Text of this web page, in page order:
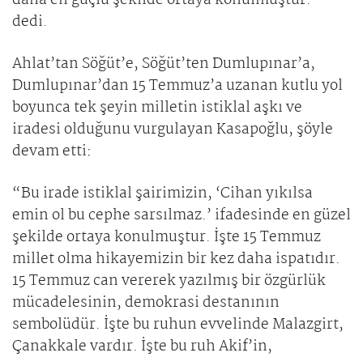
dedi.
Ahlat’tan Söğüt’e, Söğüt’ten Dumlupınar’a,
Dumlupınar’dan 15 Temmuz’a uzanan kutlu yol
boyunca tek şeyin milletin istiklal aşkı ve
iradesi olduğunu vurgulayan Kasapoğlu, şöyle
devam etti:
“Bu irade istiklal şairimizin, ‘Cihan yıkılsa
emin ol bu cephe sarsılmaz.’ ifadesinde en güzel
şekilde ortaya konulmuştur. İşte 15 Temmuz
millet olma hikayemizin bir kez daha ispatıdır.
15 Temmuz can vererek yazılmış bir özgürlük
mücadelesinin, demokrasi destanının
sembolüdür. İşte bu ruhun evvelinde Malazgirt,
Çanakkale vardır. İşte bu ruh Akif’in,